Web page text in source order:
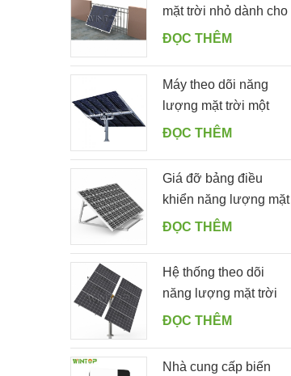
mặt trời nhỏ dành cho
khu dân cư dành cho
ĐỌC THÊM
Máy theo dõi năng
lượng mặt trời một
cọc tự động với 10
ĐỌC THÊM
Giá đỡ bảng điều
khiển năng lượng mặt
trời dễ dàng bằng
ĐỌC THÊM
Hệ thống theo dõi
năng lượng mặt trời
một hàng kép thông
ĐỌC THÊM
Nhà cung cấp biến